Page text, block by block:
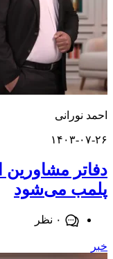
۲۶
مشاورین
می‌شود
۰ نظر